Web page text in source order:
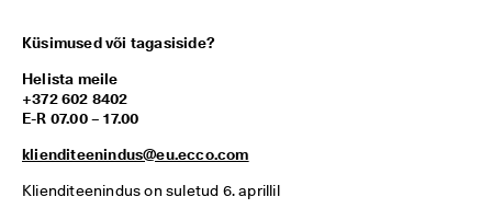
Küsimused või tagasiside?
Helista meile
+372 602 8402
E-R 07.00 – 17.00
klienditeenindus@eu.ecco.com
Klienditeenindus on suletud 6. aprillil